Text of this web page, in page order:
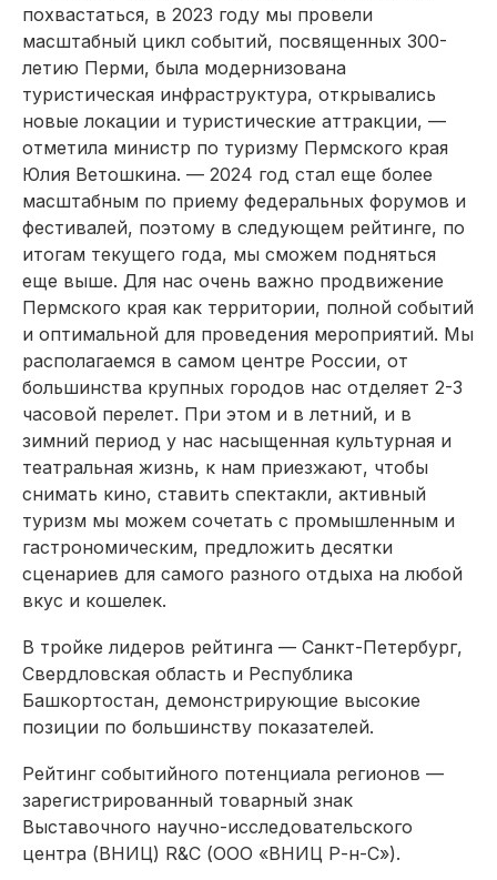
похвастаться, в 2023 году мы провели
масштабный цикл событий, посвященных 300-
летию Перми, была модернизована
туристическая инфраструктура, открывались
новые локации и туристические аттракции, —
отметила министр по туризму Пермского края
Юлия Ветошкина. — 2024 год стал еще более
масштабным по приему федеральных форумов и
фестивалей, поэтому в следующем рейтинге, по
итогам текущего года, мы сможем подняться
еще выше. Для нас очень важно продвижение
Пермского края как территории, полной событий
и оптимальной для проведения мероприятий. Мы
располагаемся в самом центре России, от
большинства крупных городов нас отделяет 2-3
часовой перелет. При этом и в летний, и в
зимний период у нас насыщенная культурная и
театральная жизнь, к нам приезжают, чтобы
снимать кино, ставить спектакли, активный
туризм мы можем сочетать с промышленным и
гастрономическим, предложить десятки
сценариев для самого разного отдыха на любой
вкус и кошелек.
В тройке лидеров рейтинга — Санкт-Петербург,
Свердловская область и Республика
Башкортостан, демонстрирующие высокие
позиции по большинству показателей.
Рейтинг событийного потенциала регионов —
зарегистрированный товарный знак
Выставочного научно-исследовательского
центра (ВНИЦ) R&C (ООО «ВНИЦ Р-н-С»).